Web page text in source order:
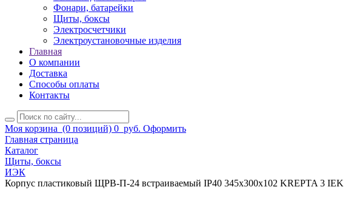
Фонари, батарейки
Щиты, боксы
Электросчетчики
Электроустановочные изделия
Главная
О компании
Доставка
Способы оплаты
Контакты
Моя корзина (0 позиций) 0 руб. Оформить
Главная страница
Каталог
Щиты, боксы
ИЭК
Корпус пластиковый ЩРВ-П-24 встраиваемый IP40 345х300х102 KREPTA 3 IEK